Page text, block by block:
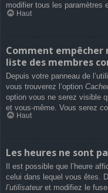
modifier tous les paramètres
Haut
Comment empêcher
liste des membres
Depuis votre panneau de
vous trouverez l’option
option vous ne serez visible
et vous-même. Vous serez
Haut
Les heures ne sont
Il est possible que l’heure
celui dans lequel vous êtes.
l’utilisateuret modifiez le